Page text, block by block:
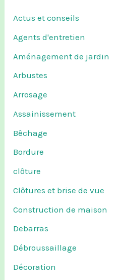
Actus et conseils
Agents d'entretien
Aménagement de jardin
Arbustes
Arrosage
Assainissement
Bêchage
Bordure
clôture
Clôtures et brise de vue
Construction de maison
Debarras
Débroussaillage
Décoration